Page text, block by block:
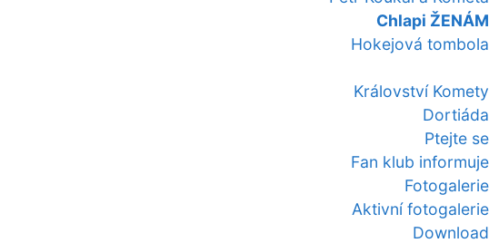
Chlapi ŽENÁM
Hokejová tombola
Království Komety
Dortiáda
Ptejte se
Fan klub informuje
Fotogalerie
Aktivní fotogalerie
Download